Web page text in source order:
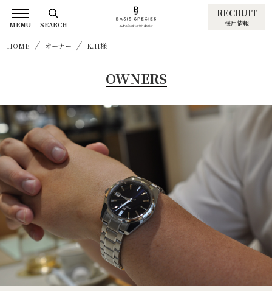
RECRUIT
採用情報
HOME オーナー K.H様
OWNERS
MENU SEARCH